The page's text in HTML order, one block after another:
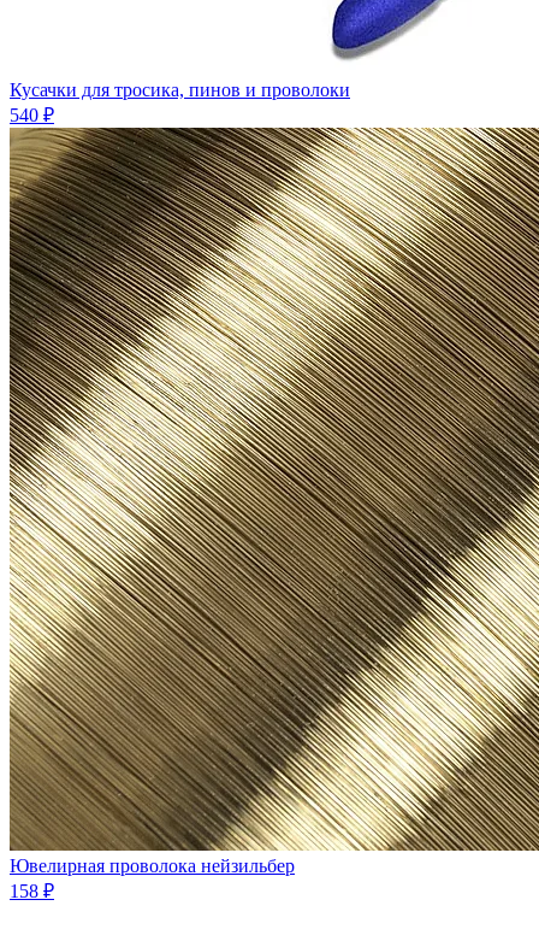
Кусачки для тросика, пинов и проволоки
540 ₽
Ювелиpная проволока нейзильбеp
158 ₽